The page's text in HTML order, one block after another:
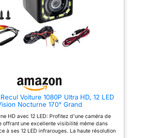
clairement la nuit ou
par mauvais temps. 2
types de connexion :
notre caméra de recul
de voiture avec
connectée à l'allume-
cigare, l'installation
simple ne nécessite
qu'une alimentation
allume-cigare,
connectez la caméra
le
les
les rues
Une
de jour
Angle
afin de
les angles
pour
lors
SUV,
ainsi
comme
blanches offrent une couleur
cristalline à la fois la nuit et le
jour. Réglage à faire soi-même :
de la ligne de stationnement,
déplacer la gauche droite haut
bas pour l'adapter à l'état réel.
frontale. Vous pouvez utiliser la
ou caméra frontale en option. Kit
de caméra de recul avec écran
support magnétique, vous
pouvez le faire pivoter à 360
degrés, peut être monté sur le
Voiture 1080P Ultra HD, 12 LED
Nocturne 170° Grand
HD avec 12 LED: Profitez d'une caméra de
offrant une excellente visibilité même dans
à ses 12 LED infrarouges. La haute résolution